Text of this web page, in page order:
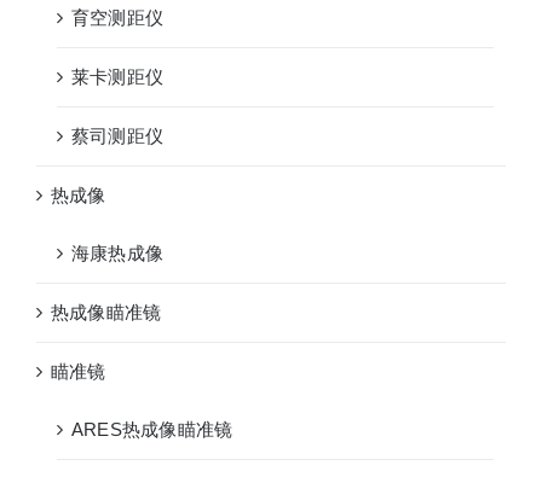
育空测距仪
莱卡测距仪
蔡司测距仪
热成像
海康热成像
热成像瞄准镜
瞄准镜
ARES热成像瞄准镜